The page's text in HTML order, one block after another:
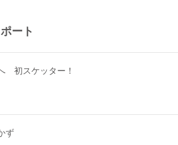
ート
初スケッター！
ず